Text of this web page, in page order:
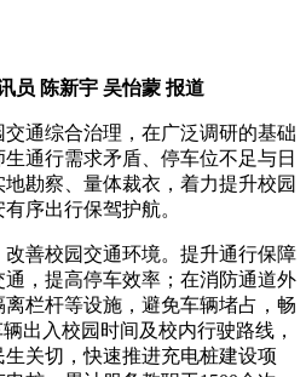
员 陈新宇 吴怡蒙 报道
通综合治理，在广泛调研的基础
生通行需求矛盾、停车位不足与日
勘察、量体裁衣，着力提升校园
序出行保驾护航。
善校园交通环境。提升通行保障
，提高停车效率；在消防通道外
栏杆等设施，避免车辆堵占，畅
出入校园时间及校内行驶路线，
关切，快速推进充电桩建设项